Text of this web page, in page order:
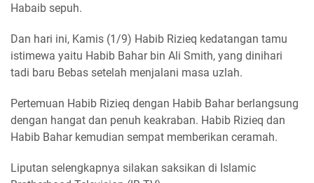
Habaib sepuh.
Dan hari ini, Kamis (1/9) Habib Rizieq kedatangan tamu
istimewa yaitu Habib Bahar bin Ali Smith, yang dinihari
tadi baru Bebas setelah menjalani masa uzlah.
Pertemuan Habib Rizieq dengan Habib Bahar berlangsung
dengan hangat dan penuh keakraban. Habib Rizieq dan
Habib Bahar kemudian sempat memberikan ceramah.
Liputan selengkapnya silakan saksikan di Islamic